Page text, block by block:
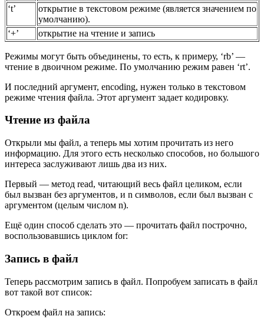
‘t’
открытие в текстовом режиме (является значением по
умолчанию).
‘+’
открытие на чтение и запись
Режимы могут быть объединены, то есть, к примеру, ‘rb’ —
чтение в двоичном режиме. По умолчанию режим равен ‘rt’.
И последний аргумент, encoding, нужен только в текстовом
режиме чтения файла. Этот аргумент задает кодировку.
Чтение из файла
Открыли мы файл, а теперь мы хотим прочитать из него
информацию. Для этого есть несколько способов, но большого
интереса заслуживают лишь два из них.
Первый — метод read, читающий весь файл целиком, если
был вызван без аргументов, и n символов, если был вызван с
аргументом (целым числом n).
Ещё один способ сделать это — прочитать файл построчно,
воспользовавшись циклом for:
Запись в файл
Теперь рассмотрим запись в файл. Попробуем записать в файл
вот такой вот список:
Откроем файл на запись: